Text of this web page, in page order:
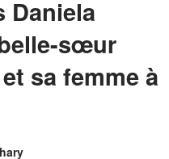
Daniela
sœur
sa femme à